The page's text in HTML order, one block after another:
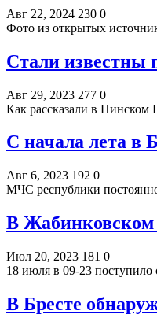
Авг 22, 2024 230 0
Фото из открытых
Стали известны
Авг 29, 2023 277 0
Как рассказали в
С начала лета в
Авг 6, 2023 192 0
МЧС республики
В Жабинковском
Июл 20, 2023 181 0
18 июля в 09-23
В Бресте